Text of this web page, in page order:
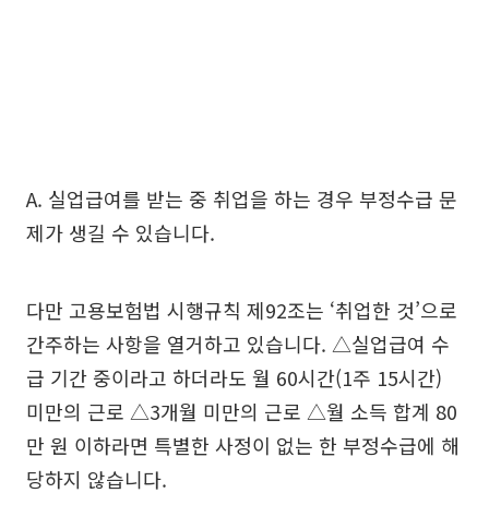
A. 실업급여를 받는 중 취업을 하는 경우 부정수급 문
제가 생길 수 있습니다.
다만 고용보험법 시행규칙 제92조는 ‘취업한 것’으로
간주하는 사항을 열거하고 있습니다. △실업급여 수
급 기간 중이라고 하더라도 월 60시간(1주 15시간)
미만의 근로 △3개월 미만의 근로 △월 소득 합계 80
만 원 이하라면 특별한 사정이 없는 한 부정수급에 해
당하지 않습니다.